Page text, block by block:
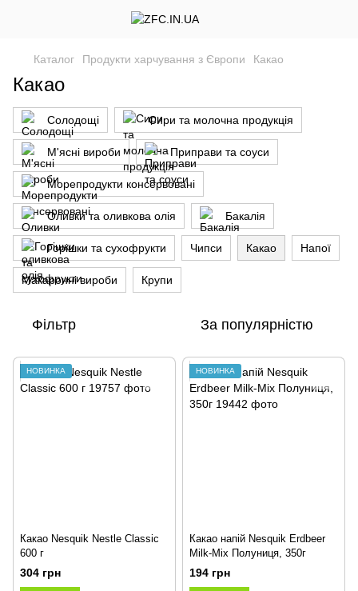
Каталог Продукти харчування з Європи Какао
Какао
Солодощі Сири та молочна продукція
М'ясні вироби Приправи та соуси
Морепродукти консервовані
Оливки та оливкова олія Бакалія
Горішки та сухофрукти Чипси Какао Напої
Макаронні вироби Крупи
Фільтр За популярністю
НОВИНКА
Какао Nesquik Nestle Classic
600 г
304 грн
НОВИНКА
Какао напій Nesquik Erdbeer
Milk-Mix Полуниця, 350г
194 грн